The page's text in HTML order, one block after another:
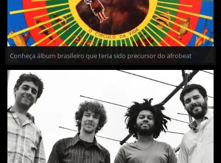
Conheça álbum brasileiro que teria sido precursor do afrobeat